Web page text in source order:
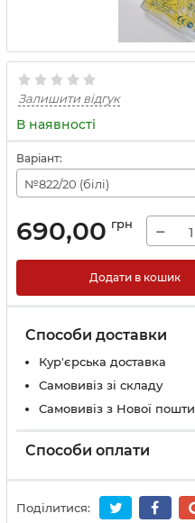
Залишити відгук
В наявності
Варіант:
№822/20 (білі)
690,00 грн −
Додати в кошик
Способи доставки
Кур'єрська доставка
Самовивіз зі складу
Самовивіз з Нової пошти
Способи оплати
Поділитися: